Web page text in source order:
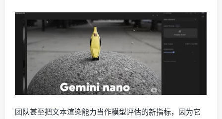
团队甚至把文本渲染能力当作模型评估的新指标，因为它